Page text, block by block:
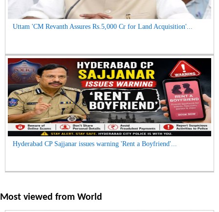
Uttam 'CM Revanth Assures Rs.5,000 Cr for Land Acquisition'...
Hyderabad CP Sajjanar issues warning 'Rent a Boyfriend'...
Most viewed from World